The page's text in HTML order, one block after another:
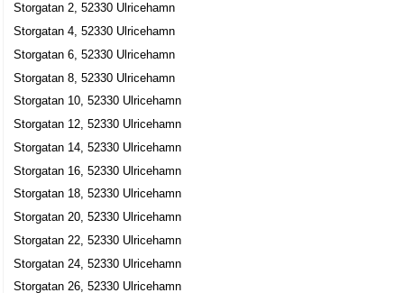
Günter Karl Maria Koerffer
0321-10224
Jacobsons Skor AB
Camilla Kristina Sjölin
0321-13174
Storgatan 17, 52330 Ulricehamn
Peraxel Herrmode AB
Per Axelsson
Storgatan 18, 52330 Ulricehamn
Proxima Dental AB
Lars Anders Wridell
Storgatan 2, 52330 Ulricehamn
Storgatan 4, 52330 Ulricehamn
Storgatan 6, 52330 Ulricehamn
Storgatan 8, 52330 Ulricehamn
Storgatan 10, 52330 Ulricehamn
Storgatan 12, 52330 Ulricehamn
Storgatan 14, 52330 Ulricehamn
Storgatan 16, 52330 Ulricehamn
Storgatan 18, 52330 Ulricehamn
Storgatan 20, 52330 Ulricehamn
Storgatan 22, 52330 Ulricehamn
Storgatan 24, 52330 Ulricehamn
Storgatan 26, 52330 Ulricehamn